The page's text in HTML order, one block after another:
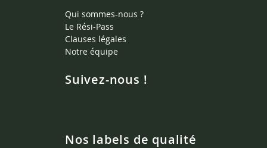
Qui sommes-nous ?
Le Rési-Pass
Clauses légales
Notre équipe
Suivez-nous !
Nos labels de qualité